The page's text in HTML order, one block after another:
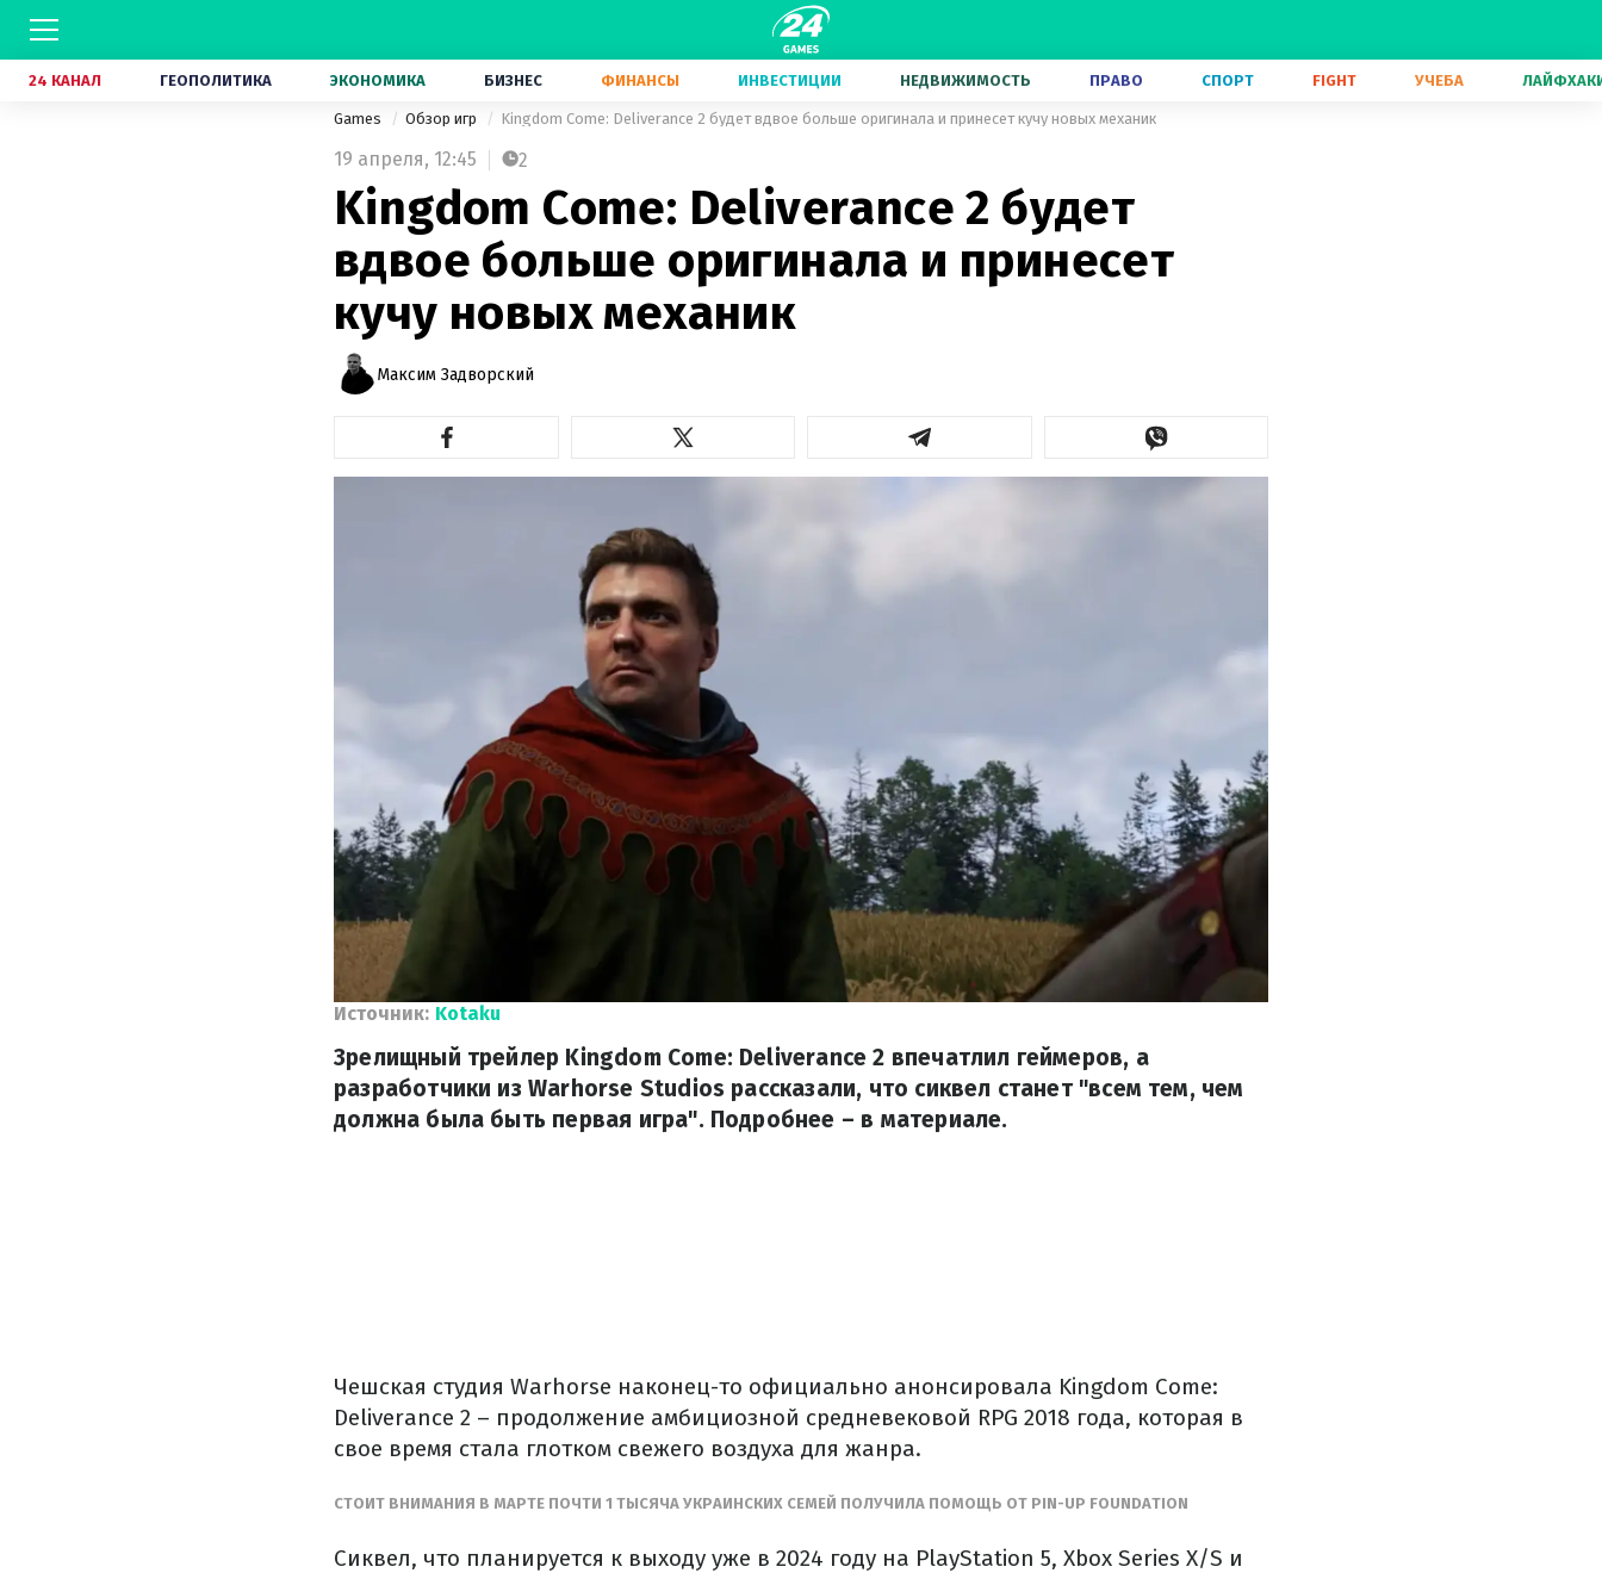
24 КАНАЛ ГЕОПОЛИТИКА ЭКОНОМИКА БИЗНЕС ФИНАНСЫ ИНВЕСТИЦИИ НЕДВИЖИМОСТЬ ПРАВО СПОРТ FIGHT УЧЕБА
Games Обзор игр Kingdom Come: Deliverance 2 будет вдвое больше оригинала и принесет кучу новых механик
19 апреля, 12:45 2
Kingdom Come: Deliverance 2 будет
вдвое больше оригинала и принесет
кучу новых механик
Максим Задворский
Источник: Kotaku
Зрелищный трейлер Kingdom Come: Deliverance 2 впечатлил геймеров, а
разработчики из Warhorse Studios рассказали, что сиквел станет "всем тем, чем
должна была быть первая игра". Подробнее – в материале.
Чешская студия Warhorse наконец-то официально анонсировала Kingdom Come:
Deliverance 2 – продолжение амбициозной средневековой RPG 2018 года, которая в
свое время стала глотком свежего воздуха для жанра.
СТОИТ ВНИМАНИЯ В МАРТЕ ПОЧТИ 1 ТЫСЯЧА УКРАИНСКИХ СЕМЕЙ ПОЛУЧИЛА ПОМОЩЬ ОТ PIN-UP FOUNDATION
Сиквел, что планируется к выходу уже в 2024 году на PlayStation 5, Xbox Series X/S и